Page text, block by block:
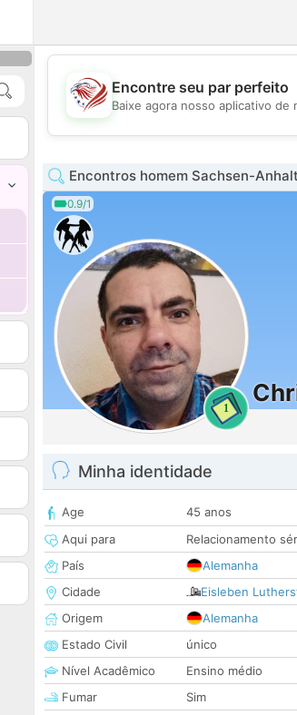
💖
Encontre seu par perfeito
Baixe agora nosso aplicativo de
Encontros homem Sachsen-Anhalt
0.9/1
1
Minha identidade
Age
45 anos
Aqui para
Relacionamento
País
Alemanha
Cidade
Eisleben
Origem
Alemanha
Estado Civil
único
Nível Acadêmico
Ensino médio
Fumar
Sim